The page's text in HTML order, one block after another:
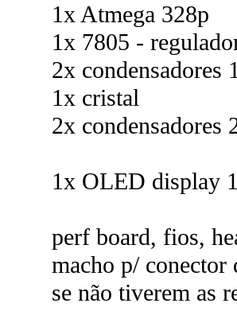
1x Atmega 328p
1x 7805 -
2x condensadores
1x cristal
2x condensadores
1x OLED display
perf board, fios,
macho p/ conector
se não tiverem as